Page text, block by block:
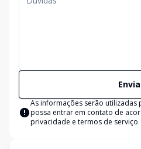
As informações serão utilizadas
possa entrar em contato de
privacidade e termos de serviço